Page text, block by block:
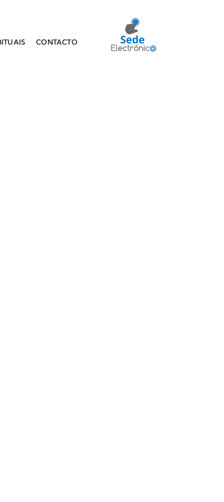
CONTACTO